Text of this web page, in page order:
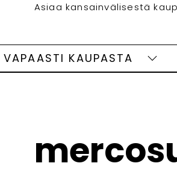
Asiaa kansainvälisestä
VAPAASTI KAUPASTA